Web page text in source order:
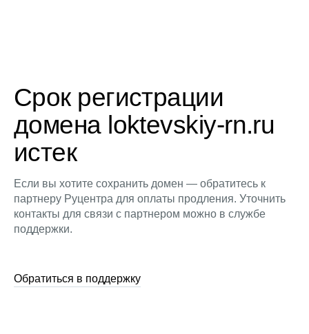
Срок регистрации
домена loktevskiy-rn.ru
истек
Если вы хотите сохранить домен — обратитесь к
партнеру Руцентра для оплаты продления. Уточнить
контакты для связи с партнером можно в службе
поддержки.
Обратиться в поддержку